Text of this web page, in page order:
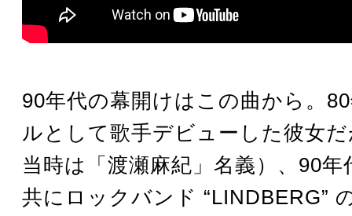
90年代の幕開けはこの曲から。
ルとして歌手デビューした彼女
当時は「渡瀬麻紀」名義）、90
共にロックバンド “LINDBERG”